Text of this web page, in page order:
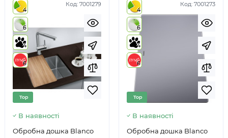
Код: 7001279
4
6
4
6
Top
В наявності
Обробна дошка Blanco
Код: 7001273
4
6
4
6
Top
В наявності
Обробна дошка Blanco